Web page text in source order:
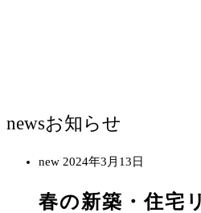
newsお知らせ
new 2024年3月13日
春の新築・住宅